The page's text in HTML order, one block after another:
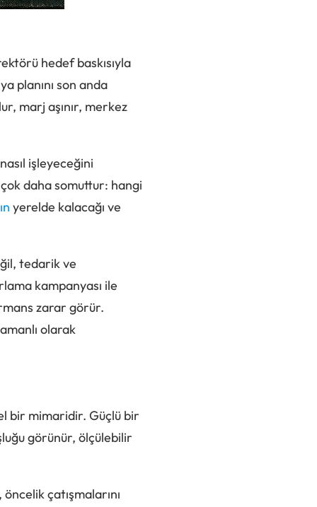
hedef baskısıyla
planını son anda
marj aşınır, merkez
işleyeceğini
daha somuttur: hangi
yerelde kalacağı ve
tedarik ve
kampanyası ile
zarar görür.
olarak
bir mimaridir. Güçlü bir
görünür, ölçülebilir
çatışmalarını